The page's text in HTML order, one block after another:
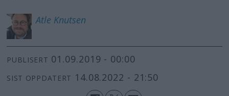
Atle Knutsen
PUBLISERT 01.09.2019 - 00:00
SIST OPPDATERT 14.08.2022 - 21:50